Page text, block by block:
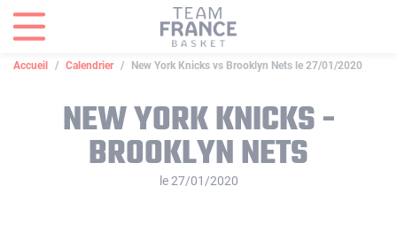
Accueil Calendrier New York Knicks vs Brooklyn Nets le 27/01/2020
NEW YORK KNICKS -
BROOKLYN NETS
le 27/01/2020
Panneau de gestion des cookies